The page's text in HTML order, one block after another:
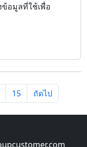
อมูลที่ใช้เพื่อ
15 ถัดไป